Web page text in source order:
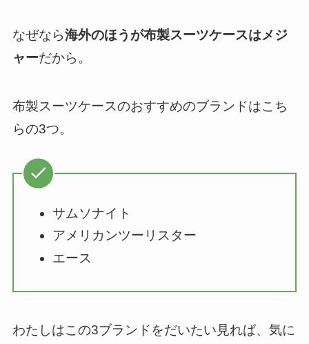
なぜなら海外のほうが布製スーツケースはメジ
ャーだから。
布製スーツケースのおすすめのブランドはこち
らの3つ。
サムソナイト
アメリカンツーリスター
エース
わたしはこの3ブランドをだいたい見れば、気に